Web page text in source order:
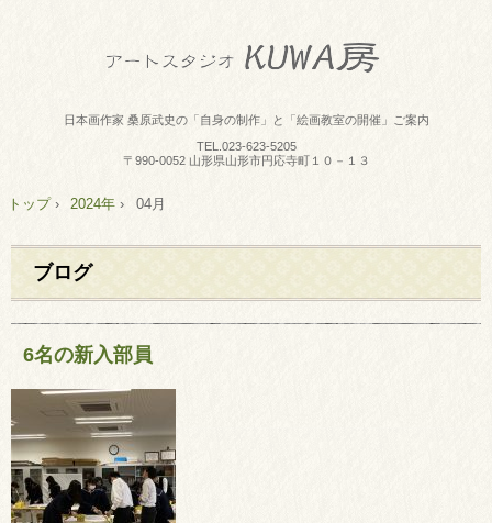
日本画作家 桑原武史の「自身の制作」と「絵画教室の開催」ご案内
TEL. 023-623-5205
〒990-0052 山形県山形市円応寺町１０－１３
トップ› 2024年 › 04月
ブログ
6名の新入部員